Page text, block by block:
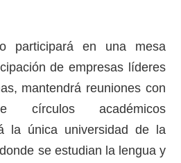
participará en una mesa
de empresas líderes
mantendrá reuniones con
círculos académicos
la única universidad de la
se estudian la lengua y